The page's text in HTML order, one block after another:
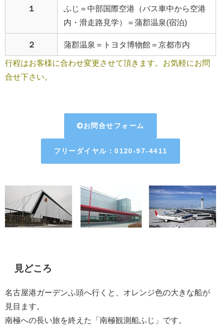
１
ふじ＝中部国際空港（バス車中から空港
内・滑走路見学）＝蒲郡温泉(宿泊)
２ 蒲郡温泉＝トヨタ博物館＝京都市内
行程はお客様に合わせ変更させて頂きます。お気軽にお問
合せ下さい。
お問合せフォーム
フリーダイヤル：0120-97-4411
見どころ
名古屋港ガーデンふ頭へ行くと、オレンジ色の大きな船が
見目ます。
南極への長い旅を終えた「 南極観測船ふじ」です。